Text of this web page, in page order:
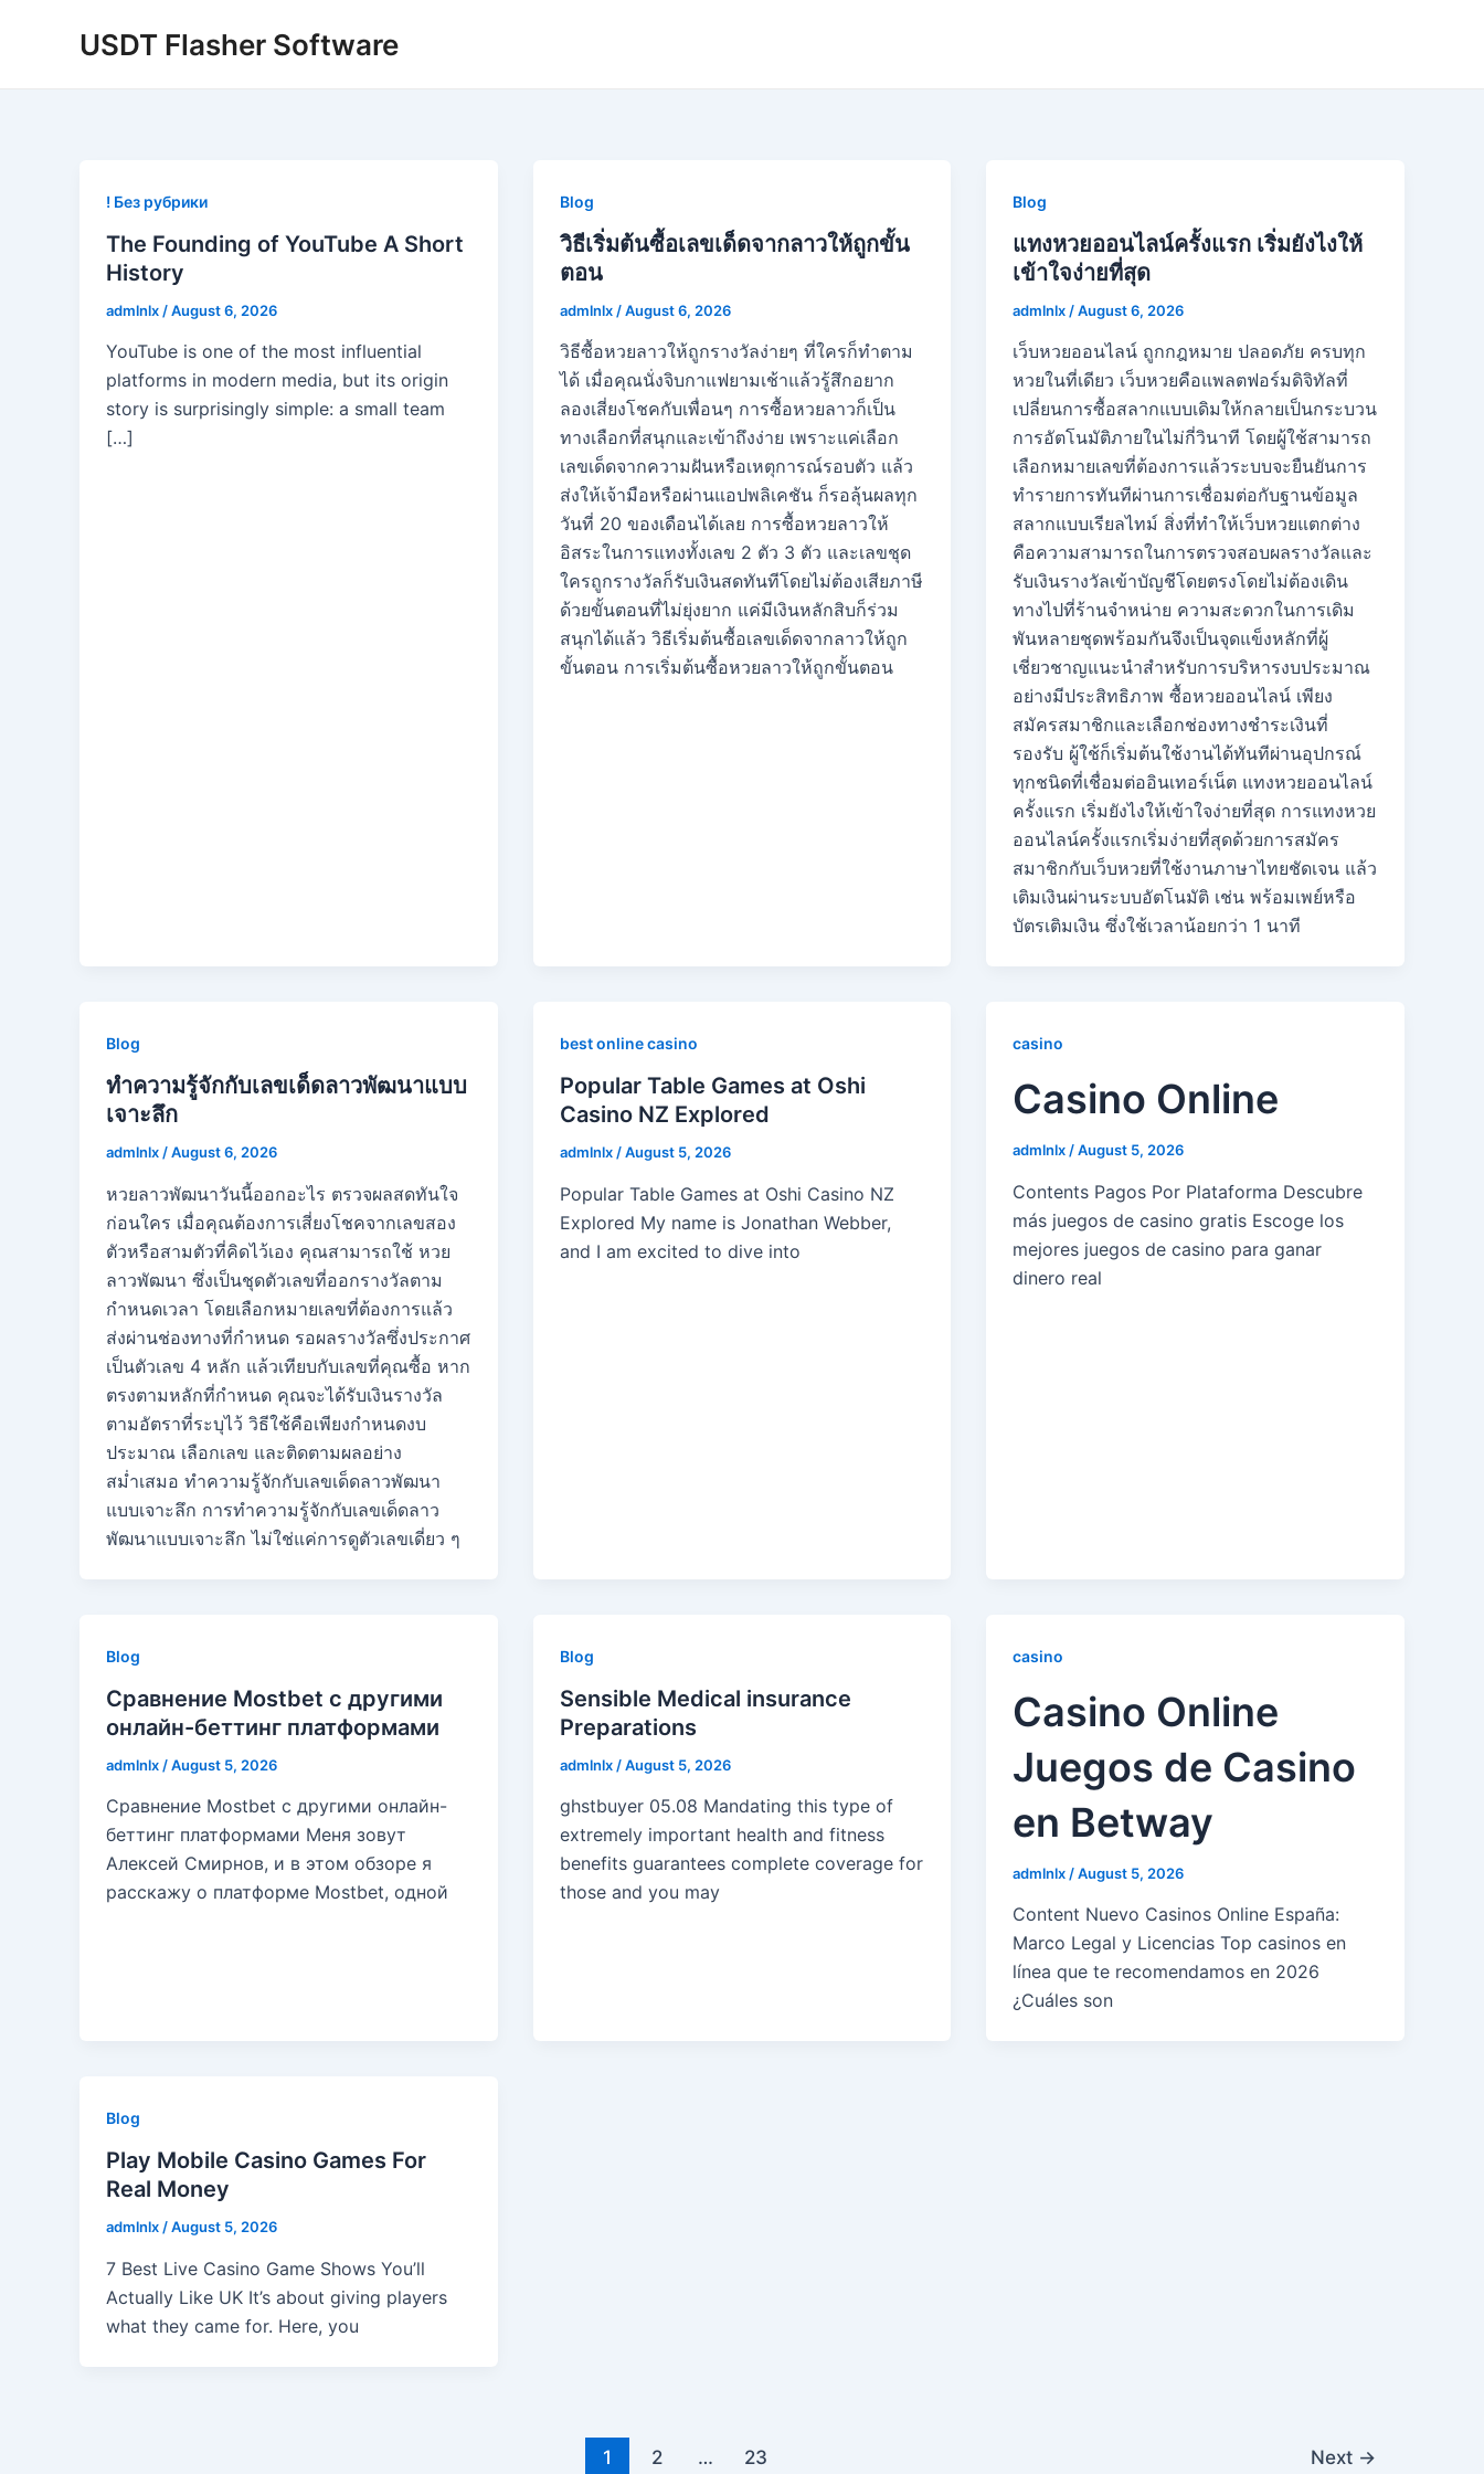
USDT Flasher Software
! Без рубрики
The Founding of YouTube A Short
History
admlnlx /August 6, 2026
YouTube is one of the most influential
platforms in modern media, but its origin
story is surprisingly simple: a small team
[…]
Blog
วิธีเริ่มต้นซื้อเลขเด็ดจากลาวให้ถูกขั้น
ตอน
admlnlx /August 6, 2026
วิธีซื้อหวยลาวให้ถูกรางวัลง่ายๆ ที่ใครก็ทำตาม
ได้ เมื่อคุณนั่งจิบกาแฟยามเช้าแล้วรู้สึกอยาก
ลองเสี่ยงโชคกับเพื่อนๆ การซื้อหวยลาวก็เป็น
ทางเลือกที่สนุกและเข้าถึงง่าย เพราะแค่เลือก
เลขเด็ดจากความฝันหรือเหตุการณ์รอบตัว แล้ว
ส่งให้เจ้ามือหรือผ่านแอปพลิเคชัน ก็รอลุ้นผลทุก
วันที่ 20 ของเดือนได้เลย การซื้อหวยลาวให้
อิสระในการแทงทั้งเลข 2 ตัว 3 ตัว และเลขชุด
ใครถูกรางวัลก็รับเงินสดทันทีโดยไม่ต้องเสียภาษี
ด้วยขั้นตอนที่ไม่ยุ่งยาก แค่มีเงินหลักสิบก็ร่วม
สนุกได้แล้ว วิธีเริ่มต้นซื้อเลขเด็ดจากลาวให้ถูก
ขั้นตอน การเริ่มต้นซื้อหวยลาวให้ถูกขั้นตอน
Blog
แทงหวยออนไลน์ครั้งแรก เริ่มยังไงให้
เข้าใจง่ายที่สุด
admlnlx /August 6, 2026
เว็บหวยออนไลน์ ถูกกฎหมาย ปลอดภัย ครบทุก
หวยในที่เดียว เว็บหวยคือแพลตฟอร์มดิจิทัลที่
เปลี่ยนการซื้อสลากแบบเดิมให้กลายเป็นกระบวน
การอัตโนมัติภายในไม่กี่วินาที โดยผู้ใช้สามารถ
เลือกหมายเลขที่ต้องการแล้วระบบจะยืนยันการ
ทำรายการทันทีผ่านการเชื่อมต่อกับฐานข้อมูล
สลากแบบเรียลไทม์ สิ่งที่ทำให้เว็บหวยแตกต่าง
คือความสามารถในการตรวจสอบผลรางวัลและ
รับเงินรางวัลเข้าบัญชีโดยตรงโดยไม่ต้องเดิน
ทางไปที่ร้านจำหน่าย ความสะดวกในการเดิม
พันหลายชุดพร้อมกันจึงเป็นจุดแข็งหลักที่ผู้
เชี่ยวชาญแนะนำสำหรับการบริหารงบประมาณ
อย่างมีประสิทธิภาพ ซื้อหวยออนไลน์ เพียง
สมัครสมาชิกและเลือกช่องทางชำระเงินที่
รองรับ ผู้ใช้ก็เริ่มต้นใช้งานได้ทันทีผ่านอุปกรณ์
ทุกชนิดที่เชื่อมต่ออินเทอร์เน็ต แทงหวยออนไลน์
ครั้งแรก เริ่มยังไงให้เข้าใจง่ายที่สุด การแทงหวย
ออนไลน์ครั้งแรกเริ่มง่ายที่สุดด้วยการสมัคร
สมาชิกกับเว็บหวยที่ใช้งานภาษาไทยชัดเจน แล้ว
เติมเงินผ่านระบบอัตโนมัติ เช่น พร้อมเพย์หรือ
บัตรเติมเงิน ซึ่งใช้เวลาน้อยกว่า 1 นาที
Blog
ทำความรู้จักกับเลขเด็ดลาวพัฒนาแบบ
เจาะลึก
admlnlx /August 6, 2026
หวยลาวพัฒนาวันนี้ออกอะไร ตรวจผลสดทันใจ
ก่อนใคร เมื่อคุณต้องการเสี่ยงโชคจากเลขสอง
ตัวหรือสามตัวที่คิดไว้เอง คุณสามารถใช้ หวย
ลาวพัฒนา ซึ่งเป็นชุดตัวเลขที่ออกรางวัลตาม
กำหนดเวลา โดยเลือกหมายเลขที่ต้องการแล้ว
ส่งผ่านช่องทางที่กำหนด รอผลรางวัลซึ่งประกาศ
เป็นตัวเลข 4 หลัก แล้วเทียบกับเลขที่คุณซื้อ หาก
ตรงตามหลักที่กำหนด คุณจะได้รับเงินรางวัล
ตามอัตราที่ระบุไว้ วิธีใช้คือเพียงกำหนดงบ
ประมาณ เลือกเลข และติดตามผลอย่าง
สม่ำเสมอ ทำความรู้จักกับเลขเด็ดลาวพัฒนา
แบบเจาะลึก การทำความรู้จักกับเลขเด็ดลาว
พัฒนาแบบเจาะลึก ไม่ใช่แค่การดูตัวเลขเดี่ยว ๆ
best online casino
Popular Table Games at Oshi
Casino NZ Explored
admlnlx /August 5, 2026
Popular Table Games at Oshi Casino NZ
Explored My name is Jonathan Webber,
and I am excited to dive into
casino
Casino Online
admlnlx /August 5, 2026
Contents Pagos Por Plataforma Descubre
más juegos de casino gratis Escoge los
mejores juegos de casino para ganar
dinero real
Blog
Сравнение Mostbet с другими
онлайн-беттинг платформами
admlnlx /August 5, 2026
Сравнение Mostbet с другими онлайн-
беттинг платформами Меня зовут
Алексей Смирнов, и в этом обзоре я
расскажу о платформе Mostbet, одной
Blog
Sensible Medical insurance
Preparations
admlnlx /August 5, 2026
ghstbuyer 05.08 Mandating this type of
extremely important health and fitness
benefits guarantees complete coverage for
those and you may
casino
Casino Online
Juegos de Casino
en Betway
admlnlx /August 5, 2026
Content Nuevo Casinos Online España:
Marco Legal y Licencias Top casinos en
línea que te recomendamos en 2026
¿Cuáles son
Blog
Play Mobile Casino Games For
Real Money
admlnlx /August 5, 2026
7 Best Live Casino Game Shows You’ll
Actually Like UK It’s about giving players
what they came for. Here, you
1 2 … 23 Next →